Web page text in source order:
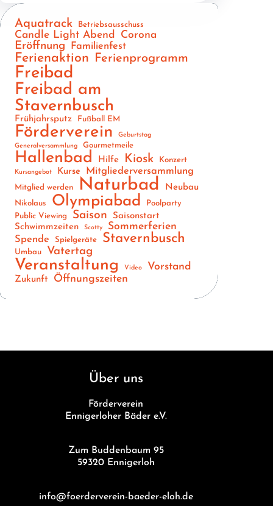
Aquatrack Betriebsausschuss
Candle Light Abend Corona
Eröffnung Familienfest
Ferienaktion Ferienprogramm
Freibad
Freibad am
Stavernbusch
Frühjahrsputz Fußball EM
Förderverein
Geburtstag
Generalversammlung
Gourmetmeile
Hallenbad Hilfe Kiosk Konzert
Kursangebot Kurse Mitgliederversammlung
Mitglied werden Naturbad Neubau
Nikolaus Olympiabad
Poolparty
Public Viewing
Saison
Saisonstart
Schwimmzeiten
Scotty Sommerferien
Spende Spielgeräte Stavernbusch
Umbau Vatertag
Veranstaltung Video Vorstand
Zukunft Öffnungszeiten
Über uns
Förderverein
Ennigerloher Bäder e.V.
Zum Buddenbaum 95
59320 Ennigerloh
info@foerderverein-baeder-eloh.de